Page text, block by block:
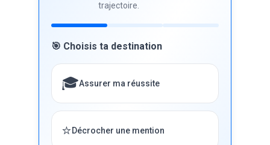
trajectoire.
🎯 Choisis ta destination
🎓Assurer ma réussite
⭐Décrocher une mention